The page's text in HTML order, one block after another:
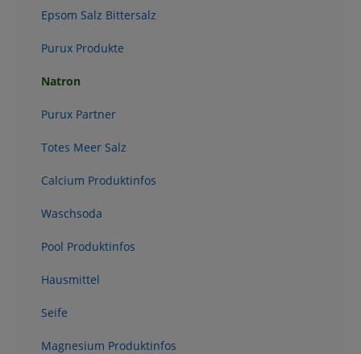
Epsom Salz Bittersalz
Purux Produkte
Natron
Purux Partner
Totes Meer Salz
Calcium Produktinfos
Waschsoda
Pool Produktinfos
Hausmittel
Seife
Magnesium Produktinfos